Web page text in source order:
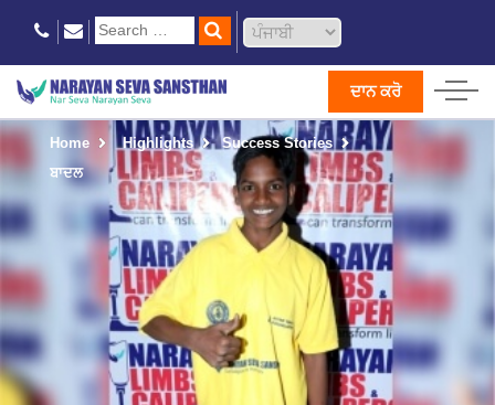
ਦਾਨ ਕਰੋ
Home Highlights
Success Stories
ਬਾਦਲ